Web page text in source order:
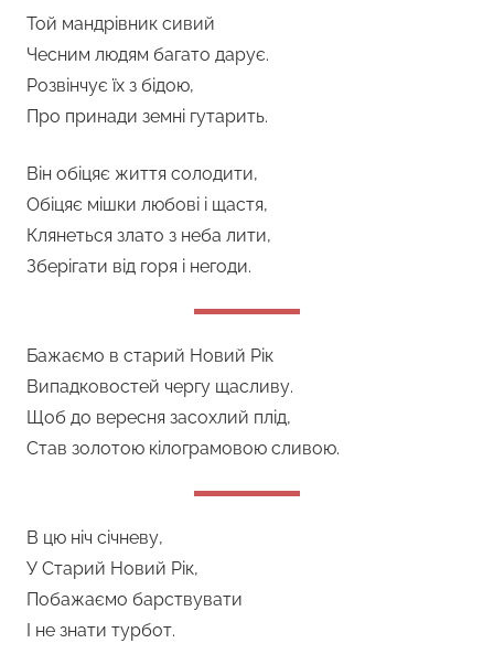
Той мандрівник сивий
Чесним людям багато дарує.
Розвінчує їх з бідою,
Про принади земні гутарить.
Він обіцяє життя солодити,
Обіцяє мішки любові і щастя,
Клянеться злато з неба лити,
Зберігати від горя і негоди.
Бажаємо в старий Новий Рік
Випадковостей чергу щасливу.
Щоб до вересня засохлий плід,
Став золотою кілограмовою сливою.
В цю ніч січневу,
У Старий Новий Рік,
Побажаємо барствувати
І не знати турбот.